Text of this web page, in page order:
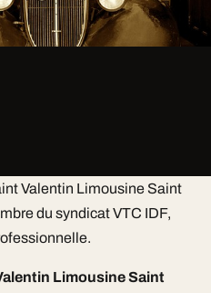
Valentin Limousine Saint
du syndicat VTC IDF,
Limousine Saint